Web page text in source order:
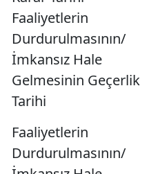
Faaliyetlerin
Durdurulmasının/
İmkansız Hale
Gelmesinin Geçerlik
Tarihi
Faaliyetlerin
Durdurulmasının/